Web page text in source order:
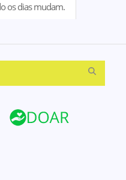
os dias mudam.